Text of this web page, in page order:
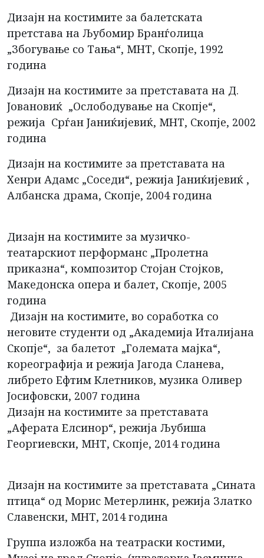
Дизајн на костимите за балетската
претстава на Љубомир Бранѓолица
„Збогување со Тања“, МНТ, Скопје, 1992
година
Дизајн на костимите за претставата на Д.
Јовановиќ „Ослободување на Скопје“,
режија Срѓан Јаниќијевиќ, МНТ, Скопје, 2002
година
Дизајн на костимите за претставата на
Хенри Адамс „Соседи“, режија Јаниќијевиќ ,
Албанска драма, Скопје, 2004 година
Дизајн на костимите за музичко-
театарскиот перформанс „Пролетна
приказна“, композитор Стојан Стојков,
Македонска опера и балет, Скопје, 2005
година
Дизајн на костимите, во соработка со
неговите студенти од „Академија Италијана
Скопје“, за балетот „Големата мајка“,
кореографија и режија Јагода Сланева,
либрето Ефтим Клетников, музика Оливер
Јосифовски, 2007 година
Дизајн на костимите за претставата
„Аферата Елсинор“, режија Љубиша
Георгиевски, МНТ, Скопје, 2014 година
Дизајн на костимите за претставата „Сината
птица“ од Морис Метерлинк, режија Златко
Славенски, МНТ, 2014 година
Группа изложба на театраски костими,